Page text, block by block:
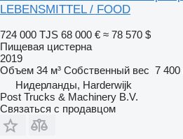
LEBENSMITTEL / FOOD
724 000 TJS 68 000 € ≈ 78 570 $
Пищевая цистерна
2019
Объем 34 м³ Собственный вес 7 400
Нидерланды, Harderwijk
Post Trucks & Machinery B.V.
Связаться с продавцом